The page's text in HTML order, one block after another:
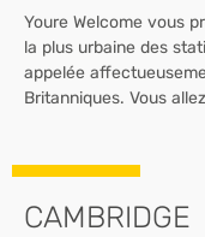
Youre Welcome vous
la plus urbaine des
appelée
Britanniques. Vous
CAMBRIDGE